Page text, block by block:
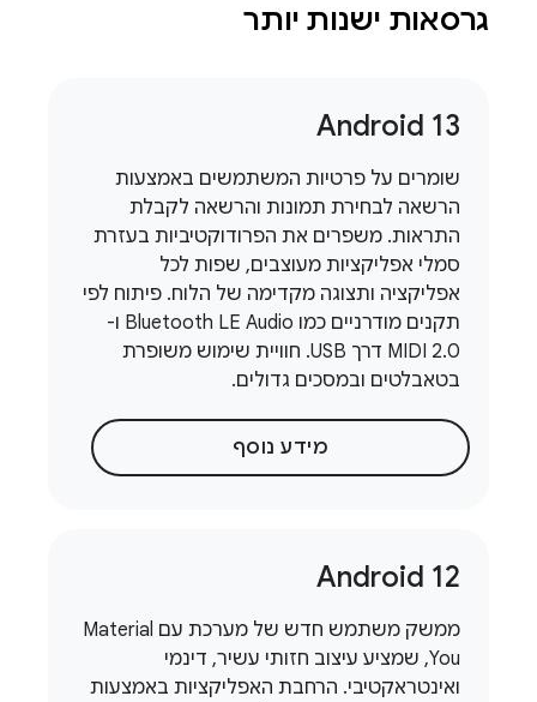
גרסאות ישנות יותר
Android 13
שומרים על פרטיות המשתמשים באמצעות
הרשאה לבחירת תמונות והרשאה לקבלת
התראות. משפרים את הפרודוקטיביות בעזרת
סמלי אפליקציות מעוצבים, שפות לכל
אפליקציה ותצוגה מקדימה של הלוח. פיתוח לפי
תקנים מודרניים כמו Bluetooth LE Audio ו-
MIDI 2.0 דרך USB. חוויית שימוש משופרת
בטאבלטים ובמסכים גדולים.
מידע נוסף
12 ‏Android
ממשק משתמש חדש של מערכת עם Material
You, שמציע עיצוב חזותי עשיר, דינמי
ואינטראקטיבי. הרחבת האפליקציות באמצעות